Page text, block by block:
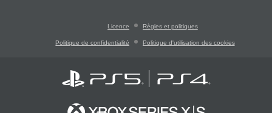
Licence Règles et politiques
Politique de confidentialité Politique d'utilisation des cookies